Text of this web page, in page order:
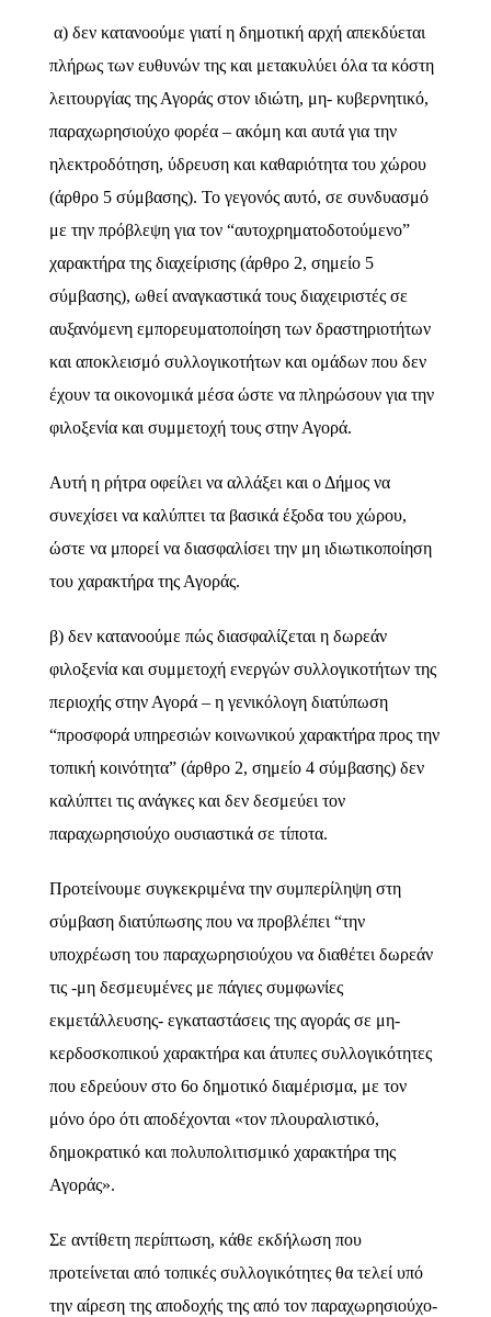
α) δεν κατανοούμε γιατί η δημοτική αρχή απεκδύεται
πλήρως των ευθυνών της και μετακυλύει όλα τα κόστη
λειτουργίας της Αγοράς στον ιδιώτη, μη- κυβερνητικό,
παραχωρησιούχο φορέα – ακόμη και αυτά για την
ηλεκτροδότηση, ύδρευση και καθαριότητα του χώρου
(άρθρο 5 σύμβασης). Το γεγονός αυτό, σε συνδυασμό
με την πρόβλεψη για τον “αυτοχρηματοδοτούμενο”
χαρακτήρα της διαχείρισης (άρθρο 2, σημείο 5
σύμβασης), ωθεί αναγκαστικά τους διαχειριστές σε
αυξανόμενη εμπορευματοποίηση των δραστηριοτήτων
και αποκλεισμό συλλογικοτήτων και ομάδων που δεν
έχουν τα οικονομικά μέσα ώστε να πληρώσουν για την
φιλοξενία και συμμετοχή τους στην Αγορά.
Αυτή η ρήτρα οφείλει να αλλάξει και ο Δήμος να
συνεχίσει να καλύπτει τα βασικά έξοδα του χώρου,
ώστε να μπορεί να διασφαλίσει την μη ιδιωτικοποίηση
του χαρακτήρα της Αγοράς.
β) δεν κατανοούμε πώς διασφαλίζεται η δωρεάν
φιλοξενία και συμμετοχή ενεργών συλλογικοτήτων της
περιοχής στην Αγορά – η γενικόλογη διατύπωση
“προσφορά υπηρεσιών κοινωνικού χαρακτήρα προς την
τοπική κοινότητα” (άρθρο 2, σημείο 4 σύμβασης) δεν
καλύπτει τις ανάγκες και δεν δεσμεύει τον
παραχωρησιούχο ουσιαστικά σε τίποτα.
Προτείνουμε συγκεκριμένα την συμπερίληψη στη
σύμβαση διατύπωσης που να προβλέπει “την
υποχρέωση του παραχωρησιούχου να διαθέτει δωρεάν
τις -μη δεσμευμένες με πάγιες συμφωνίες
εκμετάλλευσης- εγκαταστάσεις της αγοράς σε μη-
κερδοσκοπικού χαρακτήρα και άτυπες συλλογικότητες
που εδρεύουν στο 6ο δημοτικό διαμέρισμα, με τον
μόνο όρο ότι αποδέχονται «τον πλουραλιστικό,
δημοκρατικό και πολυπολιτισμικό χαρακτήρα της
Αγοράς».
Σε αντίθετη περίπτωση, κάθε εκδήλωση που
προτείνεται από τοπικές συλλογικότητες θα τελεί υπό
την αίρεση της αποδοχής της από τον παραχωρησιούχο-